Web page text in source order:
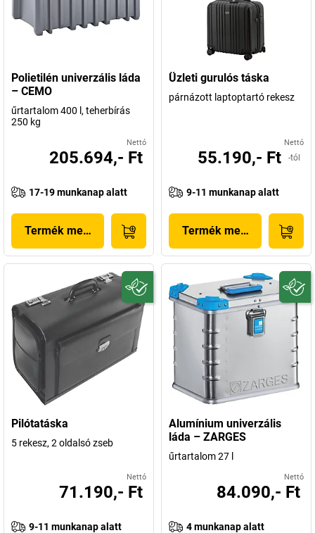
Polietilén univerzális láda
– CEMO
űrtartalom 400 l, teherbírás
250 kg
Nettó
205.694,- Ft
17-19 munkanap alatt
Termék megjelenítése
Üzleti gurulós táska
párnázott laptoptartó rekesz
Nettó
55.190,- Ft -tól
9-11 munkanap alatt
Termék megjelenítése
Pilótatáska
5 rekesz, 2 oldalsó zseb
Nettó
71.190,- Ft
9-11 munkanap alatt
Alumínium univerzális
láda – ZARGES
űrtartalom 27 l
Nettó
84.090,- Ft
4 munkanap alatt